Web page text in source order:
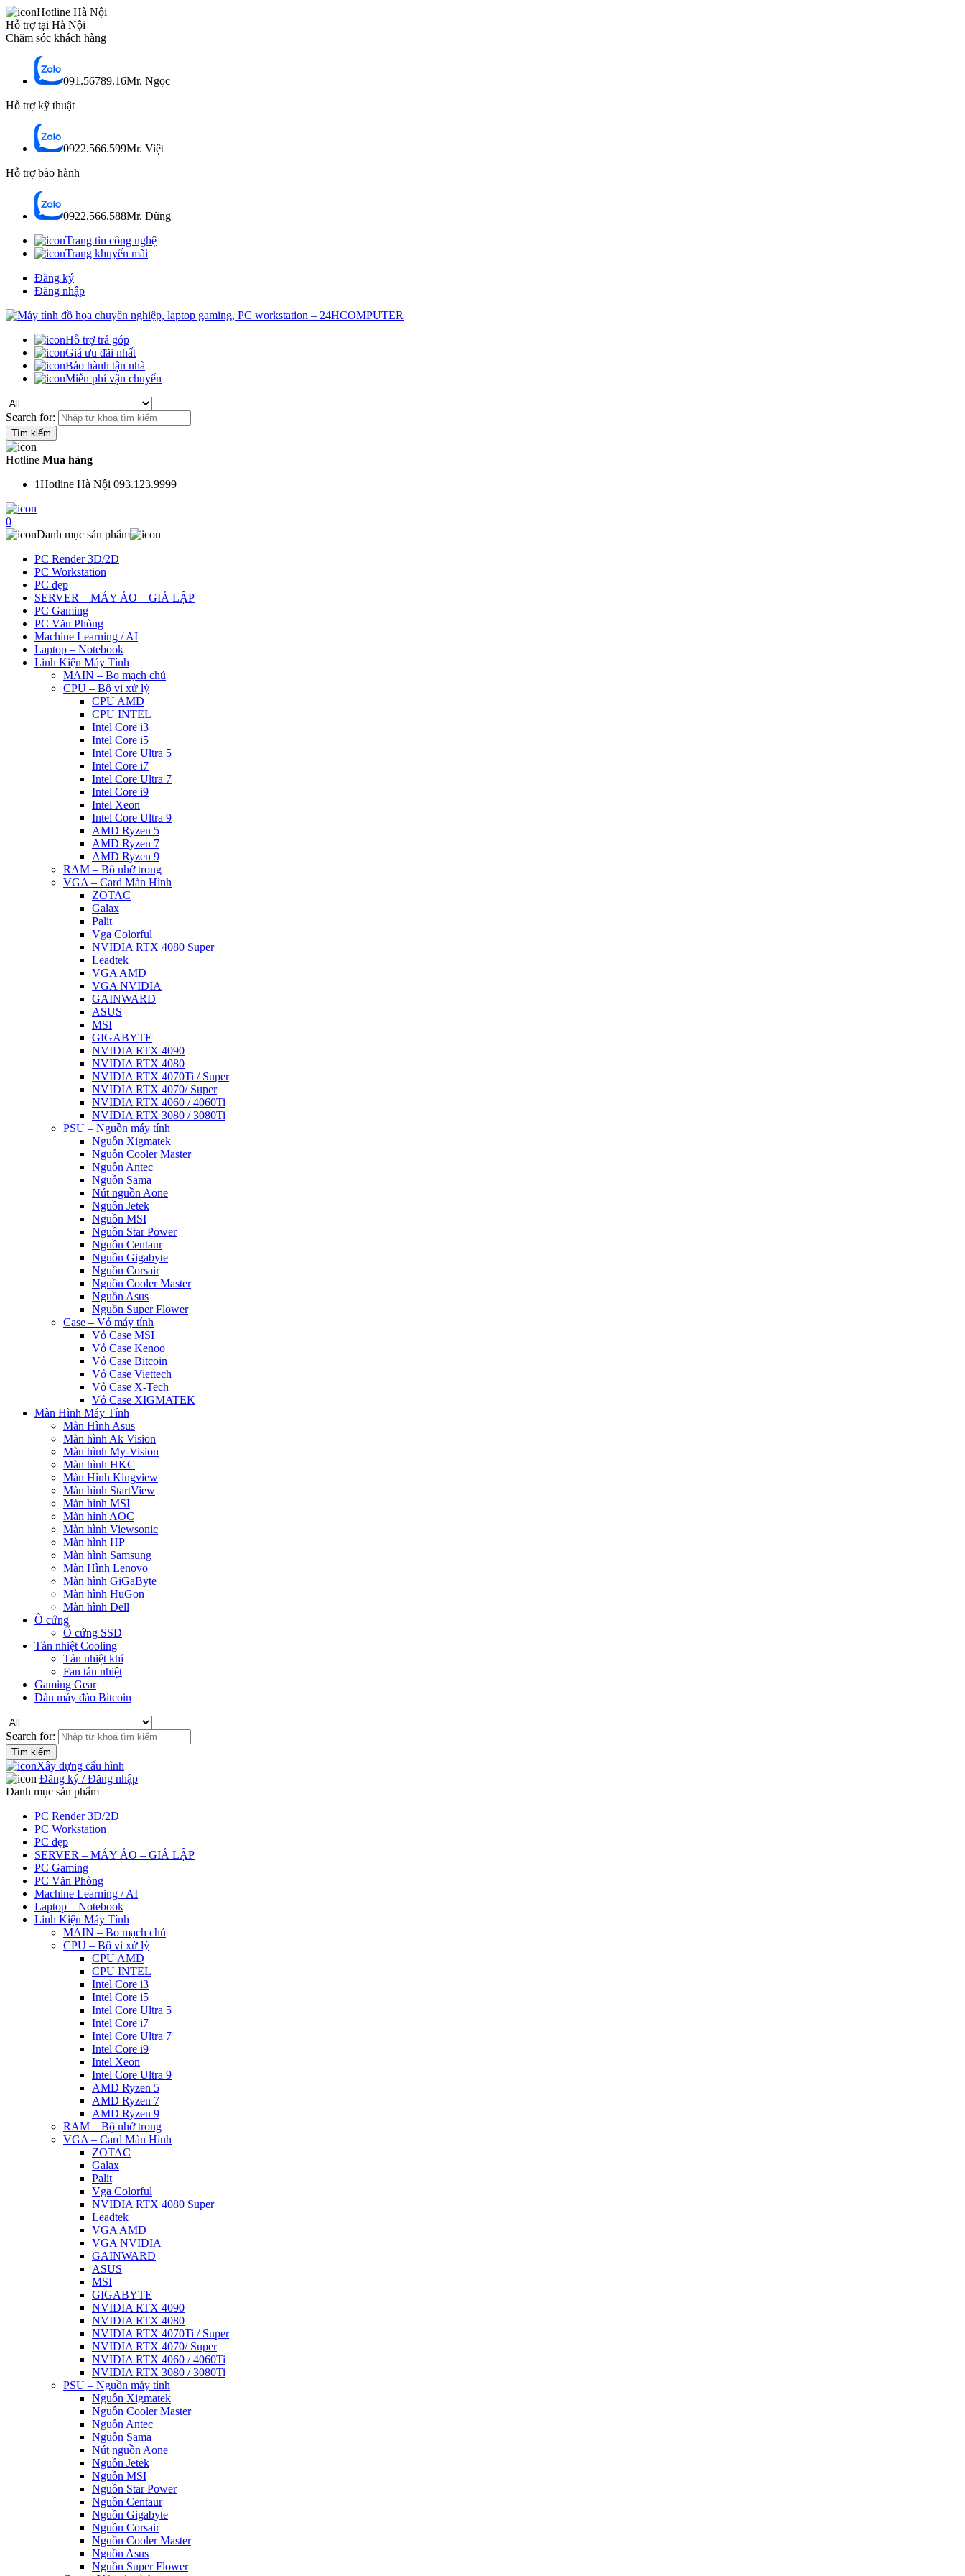
Hotline Hà Nội
Hỗ trợ tại Hà Nội
Chăm sóc khách hàng
091.56789.16Mr. Ngọc
Hỗ trợ kỹ thuật
0922.566.599Mr. Việt
Hỗ trợ bảo hành
0922.566.588Mr. Dũng
Trang tin công nghệ
Trang khuyến mãi
Đăng ký
Đăng nhập
Hỗ trợ trả góp
Giá ưu đãi nhất
Bảo hành tận nhà
Miễn phí vận chuyển
Search for:
Hotline Mua hàng
1Hotline Hà Nội 093.123.9999
0
Danh mục sản phẩm
PC Render 3D/2D
PC Workstation
PC đẹp
SERVER – MÁY ẢO – GIẢ LẬP
PC Gaming
PC Văn Phòng
Machine Learning / AI
Laptop – Notebook
Linh Kiện Máy Tính
MAIN – Bo mạch chủ
CPU – Bộ vi xử lý
CPU AMD
CPU INTEL
Intel Core i3
Intel Core i5
Intel Core Ultra 5
Intel Core i7
Intel Core Ultra 7
Intel Core i9
Intel Xeon
Intel Core Ultra 9
AMD Ryzen 5
AMD Ryzen 7
AMD Ryzen 9
RAM – Bộ nhớ trong
VGA – Card Màn Hình
ZOTAC
Galax
Palit
Vga Colorful
NVIDIA RTX 4080 Super
Leadtek
VGA AMD
VGA NVIDIA
GAINWARD
ASUS
MSI
GIGABYTE
NVIDIA RTX 4090
NVIDIA RTX 4080
NVIDIA RTX 4070Ti / Super
NVIDIA RTX 4070/ Super
NVIDIA RTX 4060 / 4060Ti
NVIDIA RTX 3080 / 3080Ti
PSU – Nguồn máy tính
Nguồn Xigmatek
Nguồn Cooler Master
Nguồn Antec
Nguồn Sama
Nút nguồn Aone
Nguồn Jetek
Nguồn MSI
Nguồn Star Power
Nguồn Centaur
Nguồn Gigabyte
Nguồn Corsair
Nguồn Cooler Master
Nguồn Asus
Nguồn Super Flower
Case – Vỏ máy tính
Vỏ Case MSI
Vỏ Case Kenoo
Vỏ Case Bitcoin
Vỏ Case Viettech
Vỏ Case X-Tech
Vỏ Case XIGMATEK
Màn Hình Máy Tính
Màn Hình Asus
Màn hình Ak Vision
Màn hình My-Vision
Màn hình HKC
Màn Hình Kingview
Màn hình StartView
Màn hình MSI
Màn hình AOC
Màn hình Viewsonic
Màn hình HP
Màn hình Samsung
Màn Hình Lenovo
Màn hình GiGaByte
Màn hình HuGon
Màn hình Dell
Ô cứng
Ổ cứng SSD
Tản nhiệt Cooling
Tản nhiệt khí
Fan tản nhiệt
Gaming Gear
Dàn máy đào Bitcoin
Search for:
Xây dựng cấu hình
Đăng ký / Đăng nhập
Danh mục sản phẩm
PC Render 3D/2D
PC Workstation
PC đẹp
SERVER – MÁY ẢO – GIẢ LẬP
PC Gaming
PC Văn Phòng
Machine Learning / AI
Laptop – Notebook
Linh Kiện Máy Tính
MAIN – Bo mạch chủ
CPU – Bộ vi xử lý
CPU AMD
CPU INTEL
Intel Core i3
Intel Core i5
Intel Core Ultra 5
Intel Core i7
Intel Core Ultra 7
Intel Core i9
Intel Xeon
Intel Core Ultra 9
AMD Ryzen 5
AMD Ryzen 7
AMD Ryzen 9
RAM – Bộ nhớ trong
VGA – Card Màn Hình
ZOTAC
Galax
Palit
Vga Colorful
NVIDIA RTX 4080 Super
Leadtek
VGA AMD
VGA NVIDIA
GAINWARD
ASUS
MSI
GIGABYTE
NVIDIA RTX 4090
NVIDIA RTX 4080
NVIDIA RTX 4070Ti / Super
NVIDIA RTX 4070/ Super
NVIDIA RTX 4060 / 4060Ti
NVIDIA RTX 3080 / 3080Ti
PSU – Nguồn máy tính
Nguồn Xigmatek
Nguồn Cooler Master
Nguồn Antec
Nguồn Sama
Nút nguồn Aone
Nguồn Jetek
Nguồn MSI
Nguồn Star Power
Nguồn Centaur
Nguồn Gigabyte
Nguồn Corsair
Nguồn Cooler Master
Nguồn Asus
Nguồn Super Flower